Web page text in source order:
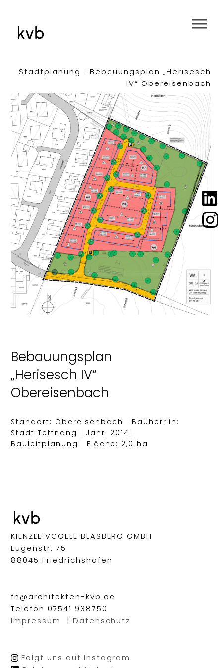
Stadtplanung | Bebauungsplan „Herisesch
IV“ Obereisenbach
Bebauungsplan
„Herisesch IV“
Obereisenbach
Standort: Obereisenbach
Bauherr:in:
Stadt Tettnang
Jahr: 2014
Bauleitplanung
Fläche: 2,0 ha
KIENZLE VÖGELE BLASBERG GMBH
Eugenstr. 75
88045 Friedrichshafen
fn@architekten-kvb.de
Telefon 07541 938750
Impressum
| Datenschutz
Folgt uns auf Instagram